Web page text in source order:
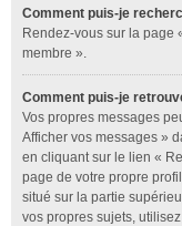
Comment puis-je
Rendez-vous sur la page
membre ».
Comment puis-je
Vos propres messages
Afficher vos messages »
en cliquant sur le lien «
page de votre propre
situé sur la partie
vos propres sujets,